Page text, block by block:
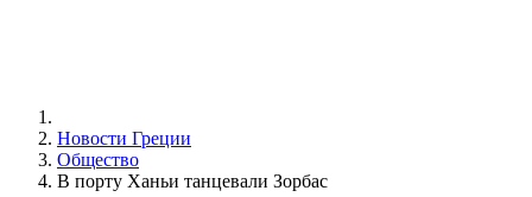
Новости Греции
Общество
В порту Ханьи танцевали Зорбас